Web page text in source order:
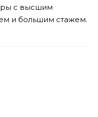
с высшим
и большим стажем.